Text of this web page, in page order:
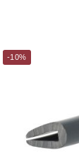
-10%